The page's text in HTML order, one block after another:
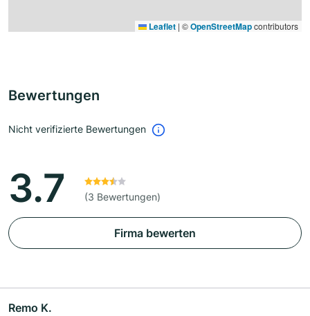
Leaflet | ©OpenStreetMapcontributors
Bewertungen
Nicht verifizierte Bewertungen
3.7 (3 Bewertungen)
Firma bewerten
Remo K.